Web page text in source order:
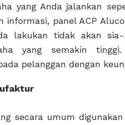
yang Anda jalankan
informasi, panel ACP
lakukan tidak akan
yang semakin
pelanggan dengan
secara umum